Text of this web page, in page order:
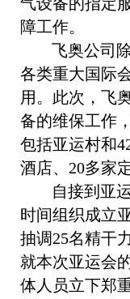
气设备的指定
障工作。
飞奥公司
各类重大国际
用。此次，飞
备的维保工作
包括亚运村和
酒店、20多家
自接到亚
时间组织成立
抽调25名精干
就本次亚运会
体人员立下郑